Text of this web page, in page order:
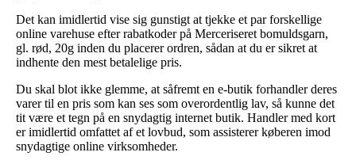
Det kan imidlertid vise sig gunstigt at tjekke et par forskellige
online varehuse efter rabatkoder på Merceriseret bomuldsgarn,
gl. rød, 20g inden du placerer ordren, sådan at du er sikret at
indhente den mest betalelige pris.
Du skal blot ikke glemme, at såfremt en e-butik forhandler deres
varer til en pris som kan ses som overordentlig lav, så kunne det
tit være et tegn på en snydagtig internet butik. Handler med kort
er imidlertid omfattet af et lovbud, som assisterer køberen imod
snydagtige online virksomheder.